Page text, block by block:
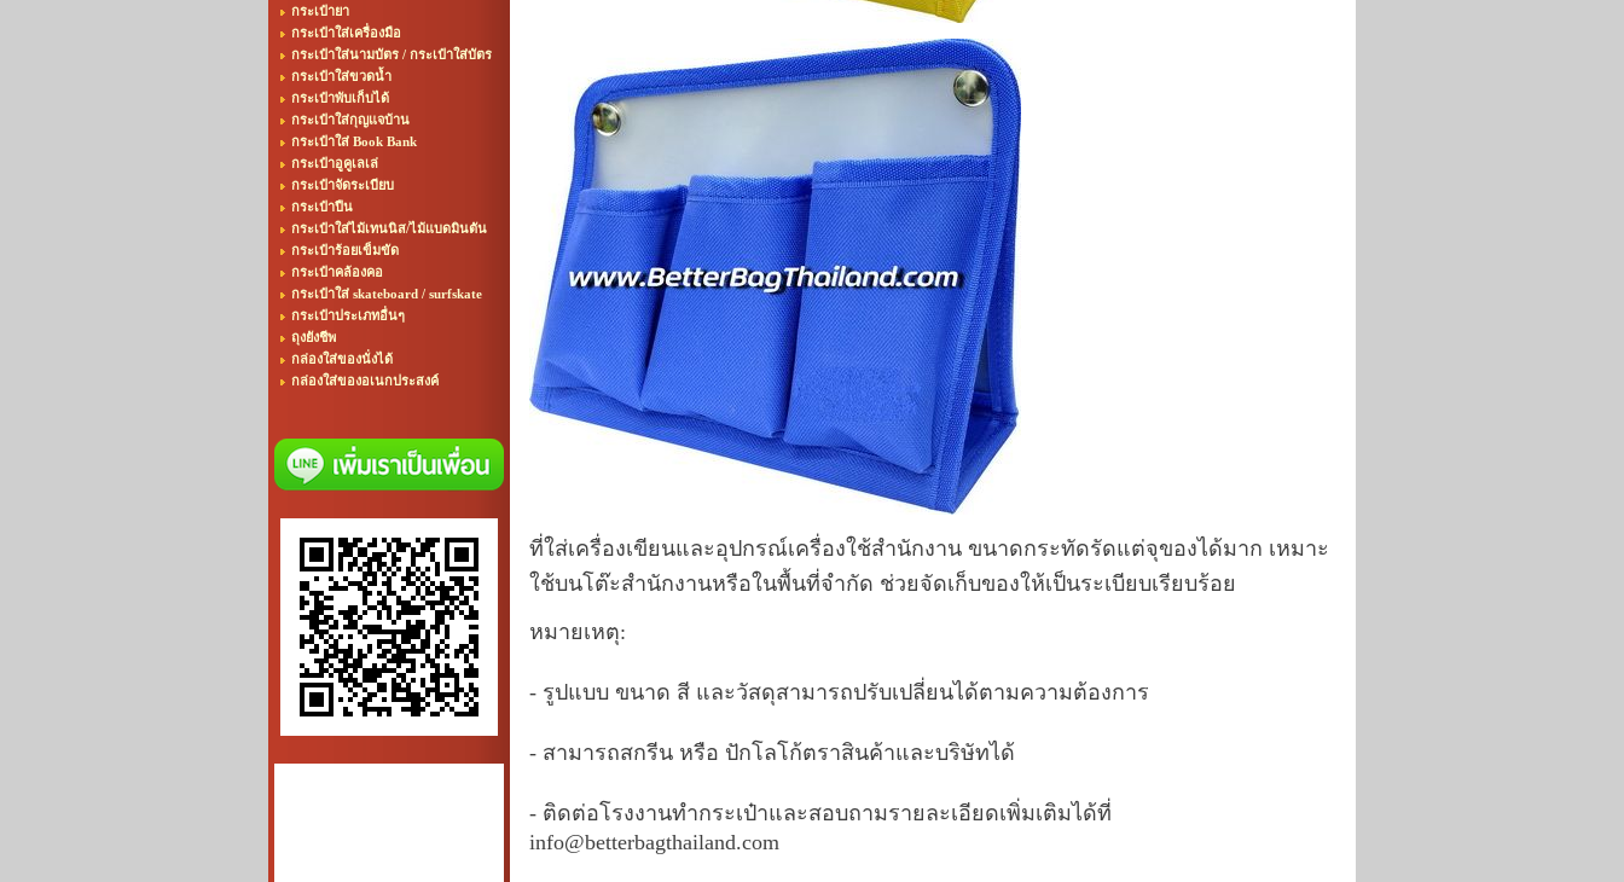
กระเป๋ายา
กระเป๋าใส่เครื่องมือ
กระเป๋าใส่นามบัตร / กระเป๋าใส่บัตร
กระเป๋าใส่ขวดน้ำ
กระเป๋าพับเก็บได้
กระเป๋าใส่กุญแจบ้าน
กระเป๋าใส่ Book Bank
กระเป๋าอูคูเลเล่
กระเป๋าจัดระเบียบ
กระเป๋าปืน
กระเป๋าใส่ไม้เทนนิส/ไม้แบดมินตัน
กระเป๋าร้อยเข็มขัด
กระเป๋าคล้องคอ
กระเป๋าใส่ skateboard / surfskate
กระเป๋าประเภทอื่นๆ
ถุงยังชีพ
กล่องใส่ของนั่งได้
กล่องใส่ของอเนกประสงค์
ที่ใส่เครื่องเขียนและอุปกรณ์เครื่องใช้สำนักงาน ขนาดกระทัดรัดแต่จุของได้มาก เหมาะ
ใช้บนโต๊ะสำนักงานหรือในพื้นที่จำกัด ช่วยจัดเก็บของให้เป็นระเบียบเรียบร้อย
หมายเหตุ:
- รูปแบบ ขนาด สี และวัสดุสามารถปรับเปลี่ยนได้ตามความต้องการ
- สามารถสกรีน หรือ ปักโลโก้ตราสินค้าและบริษัทได้
- ติดต่อโรงงานทำกระเป๋าและสอบถามรายละเอียดเพิ่มเติมได้ที่
info@betterbagthailand.com